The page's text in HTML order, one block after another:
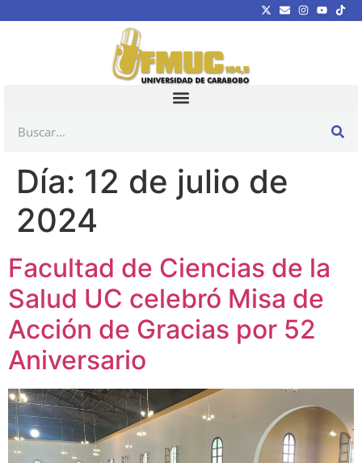
Día: 12 de julio de
2024
Facultad de Ciencias de la
Salud UC celebró Misa de
Acción de Gracias por 52
Aniversario